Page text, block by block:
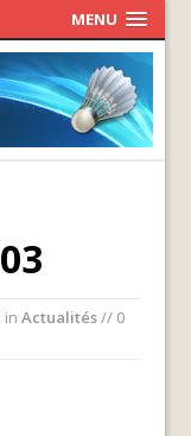
MENU
inActualités// 0